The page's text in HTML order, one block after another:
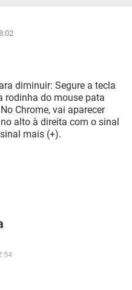
diminuir: Segure a tecla
rodinha do mouse pata
Chrome, vai aparecer
alto à direita com o sinal
mais (+).